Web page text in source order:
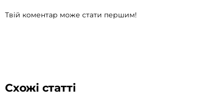
Твій коментар може стати першим!
Схожі статті